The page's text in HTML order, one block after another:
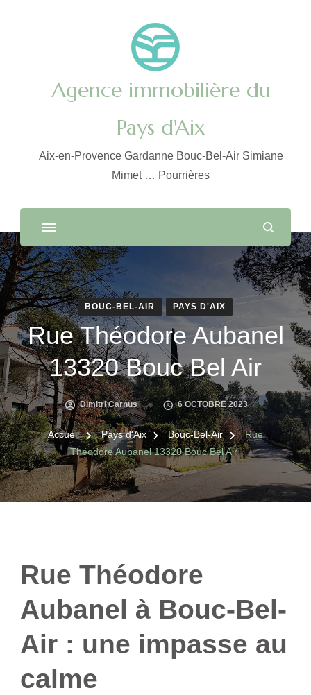
Agence immobilière du
Pays d'Aix
Aix-en-Provence Gardanne Bouc-Bel-Air Simiane
Mimet … Pourrières
BOUC-BEL-AIR PAYS D'AIX
Rue Théodore Aubanel
13320 Bouc Bel Air
Dimitri Carnus 6 OCTOBRE 2023
Accueil Pays d'Aix Bouc-Bel-Air
Rue
Théodore Aubanel 13320 Bouc Bel Air
Rue Théodore
Aubanel à Bouc-Bel-
Air : une impasse au
calme